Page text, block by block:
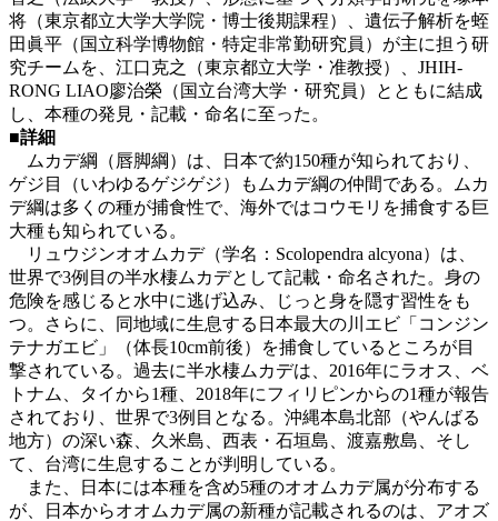
将（東京都立大学大学院・博士後期課程）、遺伝子解析を蛭
田眞平（国立科学博物館・特定非常勤研究員）が主に担う研
究チームを、江口克之（東京都立大学・准教授）、JHIH-
RONG LIAO廖治榮（国立台湾大学・研究員）とともに結成
し、本種の発見・記載・命名に至った。
■詳細
ムカデ綱（唇脚綱）は、日本で約150種が知られており、
ゲジ目（いわゆるゲジゲジ）もムカデ綱の仲間である。ムカ
デ綱は多くの種が捕食性で、海外ではコウモリを捕食する巨
大種も知られている。
リュウジンオオムカデ（学名：Scolopendra alcyona）は、
世界で3例目の半水棲ムカデとして記載・命名された。身の
危険を感じると水中に逃げ込み、じっと身を隠す習性をも
つ。さらに、同地域に生息する日本最大の川エビ「コンジン
テナガエビ」（体長10cm前後）を捕食しているところが目
撃されている。過去に半水棲ムカデは、2016年にラオス、ベ
トナム、タイから1種、2018年にフィリピンからの1種が報告
されており、世界で3例目となる。沖縄本島北部（やんばる
地方）の深い森、久米島、西表・石垣島、渡嘉敷島、そし
て、台湾に生息することが判明している。
また、日本には本種を含め5種のオオムカデ属が分布する
が、日本からオオムカデ属の新種が記載されるのは、アオズ